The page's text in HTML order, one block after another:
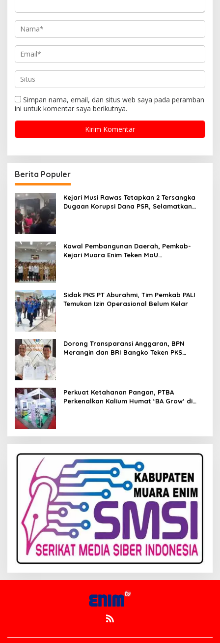
Simpan nama, email, dan situs web saya pada peramban
ini untuk komentar saya berikutnya.
Berita Populer
Kejari Musi Rawas Tetapkan 2 Tersangka
Dugaan Korupsi Dana PSR, Selamatkan
Kawal Pembangunan Daerah, Pemkab-
Kejari Muara Enim Teken MoU
Sidak PKS PT Aburahmi, Tim Pemkab PALI
Temukan Izin Operasional Belum Kelar
Dorong Transparansi Anggaran, BPN
Merangin dan BRI Bangko Teken PKS
Perkuat Ketahanan Pangan, PTBA
Perkenalkan Kalium Humat ‘BA Grow’ di